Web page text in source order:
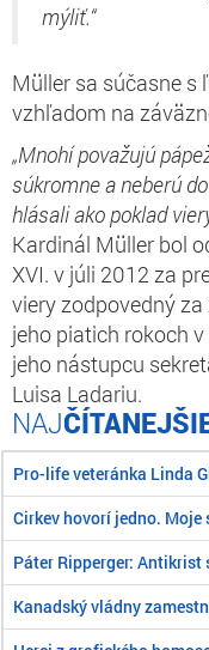
mýliť.“
Müller sa súčasne s
vzhľadom na
„Mnohí považujú
súkromne a neberú
hlásali ako poklad
Kardinál Müller bol
XVI. v júli 2012 za
viery zodpovedný
jeho piatich rokoch
jeho nástupcu
Luisa Ladariu.
Pro-life veteránka Linda
Cirkev hovorí jedno. Moje
Páter Ripperger: Antikrist
Kanadský vládny